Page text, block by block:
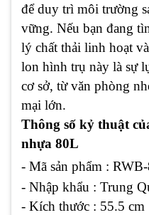
để duy trì môi trường
vững. Nếu bạn đang
lý chất thải linh hoạt
lon hình trụ này là sự
cơ sở, từ văn phòng
mại lớn.
Thông số kỷ thuật
nhựa 80L
- Mã sản phẩm :
- Nhập khẩu : Trung
- Kích thước : 55.5